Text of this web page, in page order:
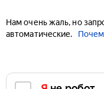
Нам очень жаль, но
автоматические.